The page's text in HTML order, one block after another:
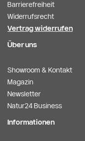
Barrierefreiheit
Widerrufsrecht
Vertrag widerrufen
Über uns
Showroom & Kontakt
Magazin
Newsletter
Natur24 Business
Informationen